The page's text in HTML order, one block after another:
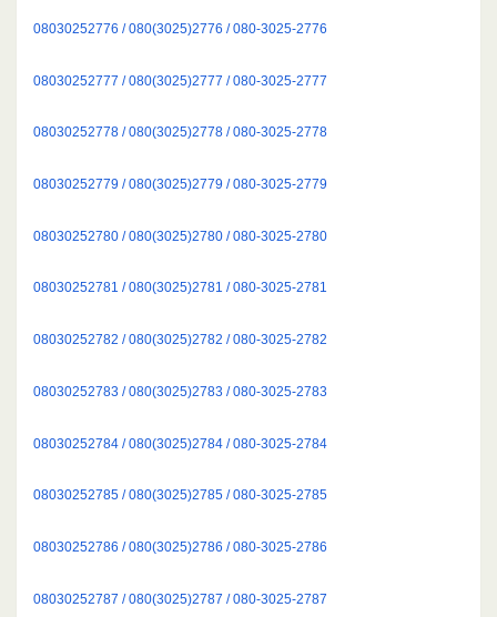
08030252776 / 080(3025)2776 / 080-3025-2776
08030252777 / 080(3025)2777 / 080-3025-2777
08030252778 / 080(3025)2778 / 080-3025-2778
08030252779 / 080(3025)2779 / 080-3025-2779
08030252780 / 080(3025)2780 / 080-3025-2780
08030252781 / 080(3025)2781 / 080-3025-2781
08030252782 / 080(3025)2782 / 080-3025-2782
08030252783 / 080(3025)2783 / 080-3025-2783
08030252784 / 080(3025)2784 / 080-3025-2784
08030252785 / 080(3025)2785 / 080-3025-2785
08030252786 / 080(3025)2786 / 080-3025-2786
08030252787 / 080(3025)2787 / 080-3025-2787